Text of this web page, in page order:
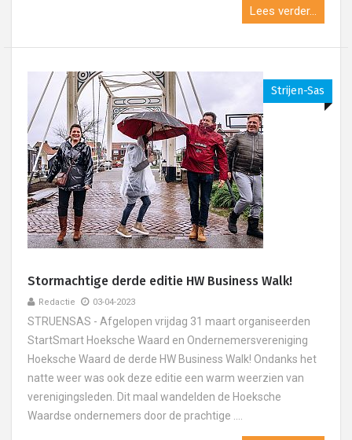
Lees verder...
Strijen-Sas
Stormachtige derde editie HW Business Walk!
Redactie 03-04-2023
STRUENSAS - Afgelopen vrijdag 31 maart organiseerden
StartSmart Hoeksche Waard en Ondernemersvereniging
Hoeksche Waard de derde HW Business Walk! Ondanks het
natte weer was ook deze editie een warm weerzien van
verenigingsleden. Dit maal wandelden de Hoeksche
Waardse ondernemers door de prachtige ....